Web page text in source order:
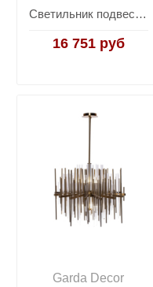
Светильник подвесной 62GDW-92503
16 751 руб
Garda Decor